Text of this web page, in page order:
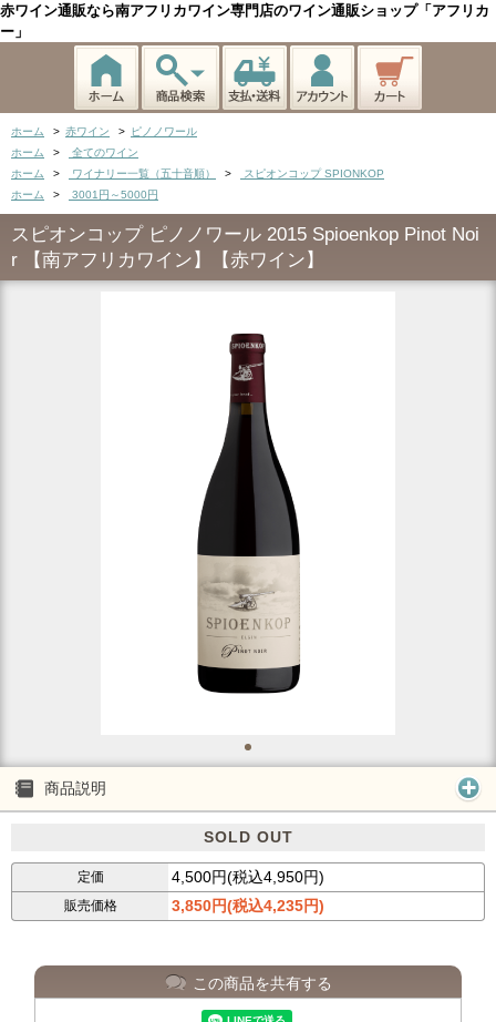
赤ワイン通販なら南アフリカワイン専門店のワイン通販ショップ「アフリカ
ー」
ホーム > 赤ワイン >
ピノノワール
ホーム
>
全てのワイン
ホーム
> ワイナリー一覧（五十音順） >
スピオンコップ SPIONKOP
ホーム
> 3001円～5000円
スピオンコップ ピノノワール 2015 Spioenkop Pinot Noi
r 【南アフリカワイン】【赤ワイン】
商品説明
SOLD OUT
定価 4,500円(税込4,950円)
販売価格 3,850円(税込4,235円)
この商品を共有する